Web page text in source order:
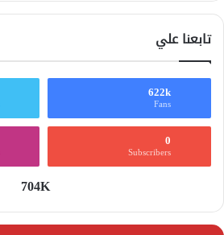
تابعنا علي
622k
Fans
0
Subscribers
704K